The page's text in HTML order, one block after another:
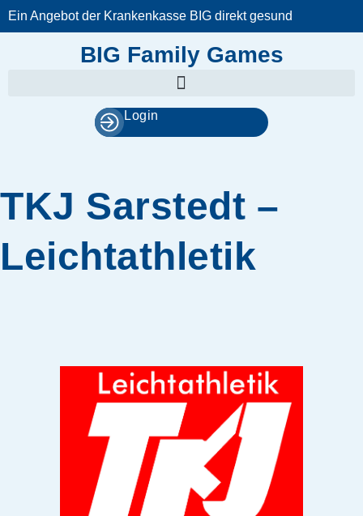
Zum
Inhalt
Ein Angebot der Krankenkasse BIG direkt gesund
BIG Family Games
Login
TKJ Sarstedt –
Leichtathletik